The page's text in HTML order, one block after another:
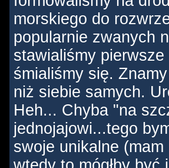
morskiego do
popularnie zwanych
stawialiśmy pierwsze
śmialiśmy się.
niż siebie samych.
Heh... Chyba "na
jednojajowi...tego
swoje unikalne